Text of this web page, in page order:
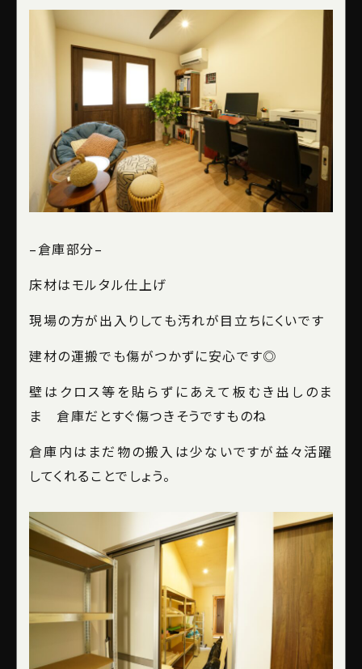
–倉庫部分–
床材はモルタル仕上げ
現場の方が出入りしても汚れが目立ちにくいです
建材の運搬でも傷がつかずに安心です◎
壁はクロス等を貼らずにあえて板むき出しのま
ま 倉庫だとすぐ傷つきそうですものね
倉庫内はまだ物の搬入は少ないですが益々活躍
してくれることでしょう。